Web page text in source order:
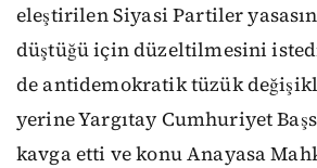
eleştirilen Siyasi Partiler
düştüğü için düzeltilmesini
de antidemokratik tüzük
yerine Yargıtay Cumhuriyet
kavga etti ve konu Anayasa